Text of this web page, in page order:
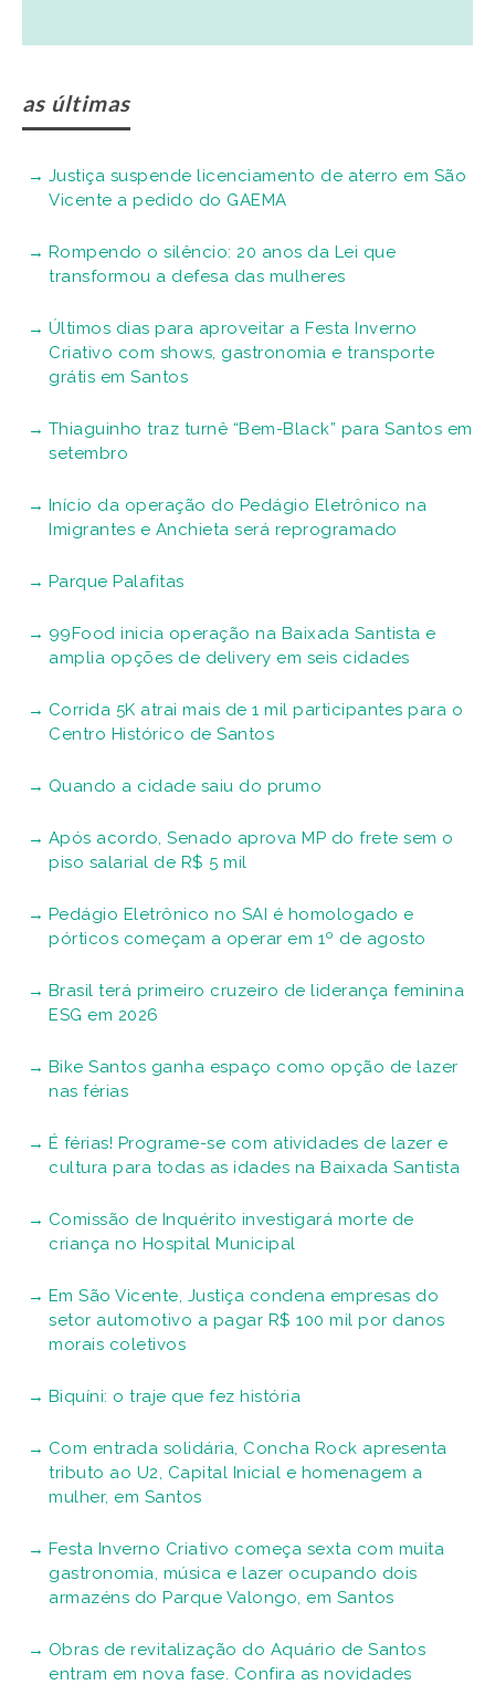
as últimas
Justiça suspende licenciamento de aterro em São
Vicente a pedido do GAEMA
Rompendo o silêncio: 20 anos da Lei que
transformou a defesa das mulheres
Últimos dias para aproveitar a Festa Inverno
Criativo com shows, gastronomia e transporte
grátis em Santos
Thiaguinho traz turnê “Bem-Black” para Santos em
setembro
Início da operação do Pedágio Eletrônico na
Imigrantes e Anchieta será reprogramado
Parque Palafitas
99Food inicia operação na Baixada Santista e
amplia opções de delivery em seis cidades
Corrida 5K atrai mais de 1 mil participantes para o
Centro Histórico de Santos
Quando a cidade saiu do prumo
Após acordo, Senado aprova MP do frete sem o
piso salarial de R$ 5 mil
Pedágio Eletrônico no SAI é homologado e
pórticos começam a operar em 1º de agosto
Brasil terá primeiro cruzeiro de liderança feminina
ESG em 2026
Bike Santos ganha espaço como opção de lazer
nas férias
É férias! Programe-se com atividades de lazer e
cultura para todas as idades na Baixada Santista
Comissão de Inquérito investigará morte de
criança no Hospital Municipal
Em São Vicente, Justiça condena empresas do
setor automotivo a pagar R$ 100 mil por danos
morais coletivos
Biquíni: o traje que fez história
Com entrada solidária, Concha Rock apresenta
tributo ao U2, Capital Inicial e homenagem a
mulher, em Santos
Festa Inverno Criativo começa sexta com muita
gastronomia, música e lazer ocupando dois
armazéns do Parque Valongo, em Santos
Obras de revitalização do Aquário de Santos
entram em nova fase. Confira as novidades